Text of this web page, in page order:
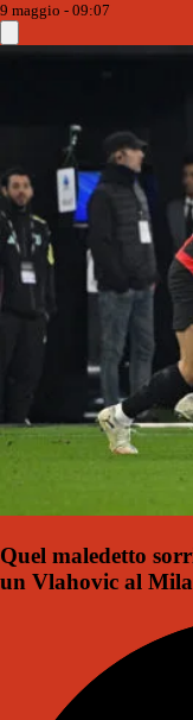
9 maggio - 09:07
Quel maledetto
un Vlahovic al